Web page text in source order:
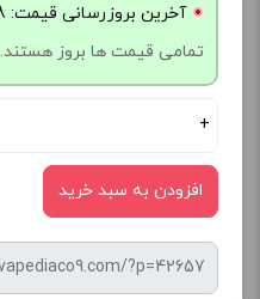
آخرین بروزرسانی قیمت: 18 ساعت پیش
تمامی قیمت ها بروز هستند.
+
افزودن به سبد خرید